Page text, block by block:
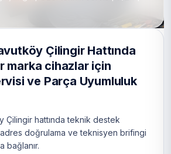
Çilingir Hattında
marka cihazlar için
ve Parça Uyumluluk
Çilingir hattında teknik destek
doğrulama ve teknisyen brifingi
bağlanır.